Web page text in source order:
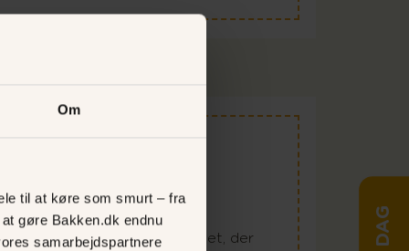
Om
til at køre som smurt – fra
gøre Bakken.dk endnu
samarbejdspartnere
fra 1730’erne. Slottet, der